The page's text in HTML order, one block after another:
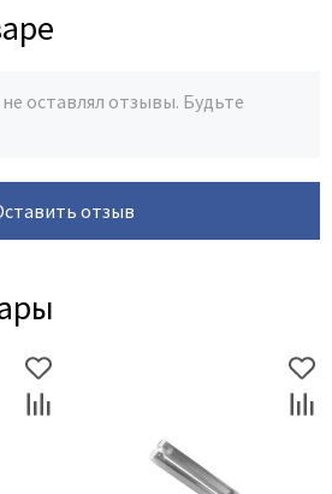
оставлял отзывы. Будьте
отзыв